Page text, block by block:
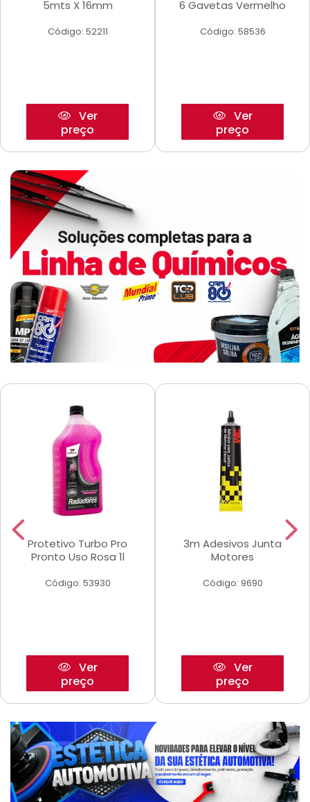
5mts X 16mm
Código: 52211
Ver
preço
6 Gavetas Vermelho
Código: 58536
Ver
preço
Protetivo Turbo Pro
Pronto Uso Rosa 1l
Código: 53930
Ver
preço
3m Adesivos Junta
Motores
Código: 9690
Ver
preço